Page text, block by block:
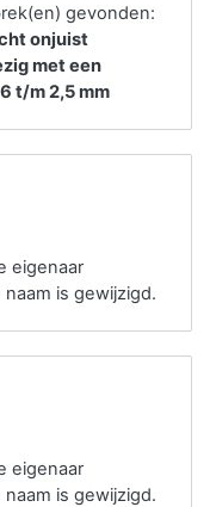
gevonden:
onjuist
met een
t/m 2,5 mm
eigenaar
is gewijzigd.
eigenaar
is gewijzigd.